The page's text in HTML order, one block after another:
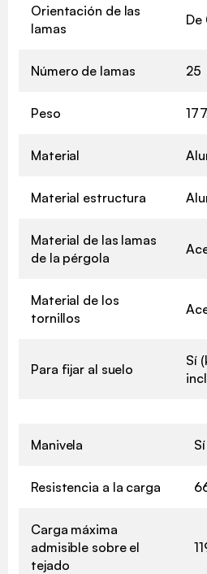
Orientación de las
lamas
De
Número de lamas 25
Peso
Material
Material estructura
Material de las lamas
de la pérgola
Material de los
tornillos
Para fijar al suelo
Sí
Manivela Sí
Resistencia a la carga
Carga máxima
admisible sobre el
tejado